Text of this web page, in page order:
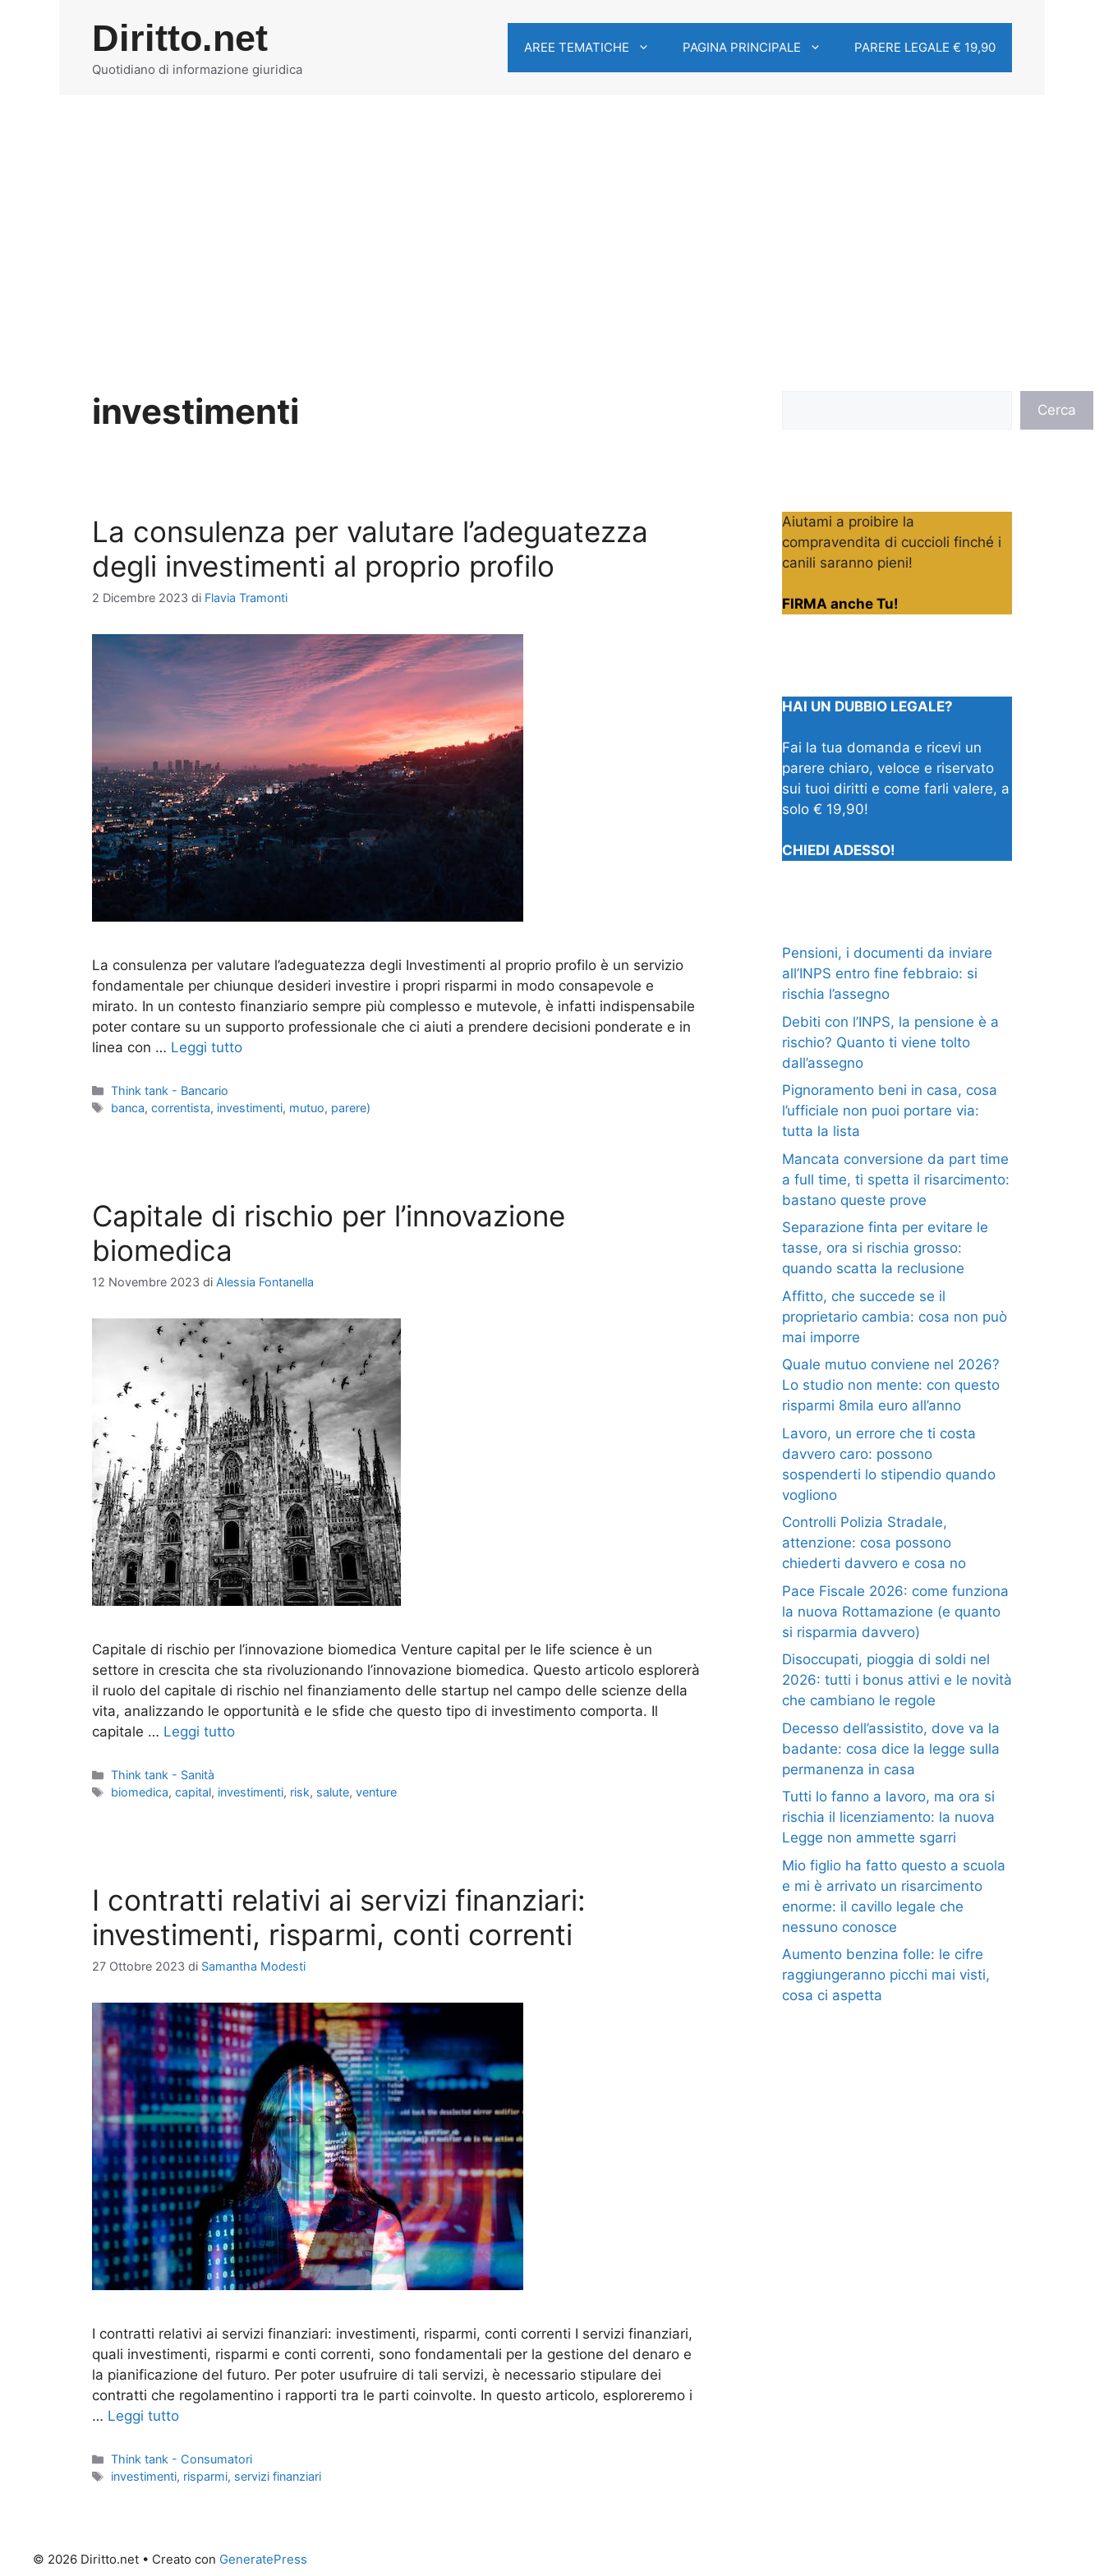
Diritto.net
Quotidiano di informazione giuridica
AREE TEMATICHE PAGINA PRINCIPALE PARERE LEGALE € 19,90
investimenti
La consulenza per valutare l’adeguatezza
degli investimenti al proprio profilo
2 Dicembre 2023 di Flavia Tramonti
La consulenza per valutare l’adeguatezza degli Investimenti al proprio profilo è un servizio
fondamentale per chiunque desideri investire i propri risparmi in modo consapevole e
mirato. In un contesto finanziario sempre più complesso e mutevole, è infatti indispensabile
poter contare su un supporto professionale che ci aiuti a prendere decisioni ponderate e in
linea con … Leggi tutto
Categorie
Think tank - Bancario
Tag
banca,correntista, investimenti, mutuo, parere)
Capitale di rischio per l’innovazione
biomedica
12 Novembre 2023 di Alessia Fontanella
Capitale di rischio per l’innovazione biomedica Venture capital per le life science è un
settore in crescita che sta rivoluzionando l’innovazione biomedica. Questo articolo esplorerà
il ruolo del capitale di rischio nel finanziamento delle startup nel campo delle scienze della
vita, analizzando le opportunità e le sfide che questo tipo di investimento comporta. Il
capitale … Leggi tutto
Categorie
Think tank - Sanità
Tag
biomedica,capital, investimenti, risk, salute,venture
I contratti relativi ai servizi finanziari:
investimenti, risparmi, conti correnti
27 Ottobre 2023 di Samantha Modesti
I contratti relativi ai servizi finanziari: investimenti, risparmi, conti correnti I servizi finanziari,
quali investimenti, risparmi e conti correnti, sono fondamentali per la gestione del denaro e
la pianificazione del futuro. Per poter usufruire di tali servizi, è necessario stipulare dei
contratti che regolamentino i rapporti tra le parti coinvolte. In questo articolo, esploreremo i
… Leggi tutto
Categorie
Think tank - Consumatori
Tag
investimenti, risparmi, servizi finanziari
Cerca
Aiutami a proibire la
compravendita di cuccioli finché i
canili saranno pieni!
FIRMA anche Tu!
HAI UN DUBBIO LEGALE?
Fai la tua domanda e ricevi un
parere chiaro, veloce e riservato
sui tuoi diritti e come farli valere, a
solo € 19,90!
CHIEDI ADESSO!
Pensioni, i documenti da inviare
all’INPS entro fine febbraio: si
rischia l’assegno
Debiti con l’INPS, la pensione è a
rischio? Quanto ti viene tolto
dall’assegno
Pignoramento beni in casa, cosa
l’ufficiale non puoi portare via:
tutta la lista
Mancata conversione da part time
a full time, ti spetta il risarcimento:
bastano queste prove
Separazione finta per evitare le
tasse, ora si rischia grosso:
quando scatta la reclusione
Affitto, che succede se il
proprietario cambia: cosa non può
mai imporre
Quale mutuo conviene nel 2026?
Lo studio non mente: con questo
risparmi 8mila euro all’anno
Lavoro, un errore che ti costa
davvero caro: possono
sospenderti lo stipendio quando
vogliono
Controlli Polizia Stradale,
attenzione: cosa possono
chiederti davvero e cosa no
Pace Fiscale 2026: come funziona
la nuova Rottamazione (e quanto
si risparmia davvero)
Disoccupati, pioggia di soldi nel
2026: tutti i bonus attivi e le novità
che cambiano le regole
Decesso dell’assistito, dove va la
badante: cosa dice la legge sulla
permanenza in casa
Tutti lo fanno a lavoro, ma ora si
rischia il licenziamento: la nuova
Legge non ammette sgarri
Mio figlio ha fatto questo a scuola
e mi è arrivato un risarcimento
enorme: il cavillo legale che
nessuno conosce
Aumento benzina folle: le cifre
raggiungeranno picchi mai visti,
cosa ci aspetta
© 2026 Diritto.net • Creato con GeneratePress